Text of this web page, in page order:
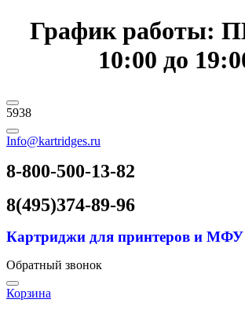
График работы:
10:00 до
5938
Info@kartridges.ru
8-800-500-13-82
8(495)374-89-96
Картриджи для принтеров и МФУ
Обратный звонок
Корзина